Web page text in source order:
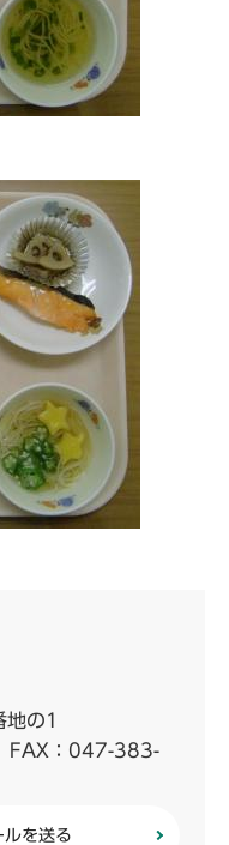
の1
FAX：047-383-
ルを送る